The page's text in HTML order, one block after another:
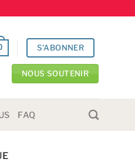
S'ABONNER
NOUS SOUTENIR
FAQ